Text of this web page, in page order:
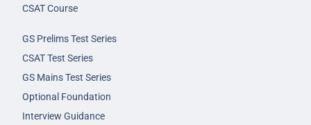
CSAT Course
GS Prelims Test Series
CSAT Test Series
GS Mains Test Series
Optional Foundation
Interview Guidance